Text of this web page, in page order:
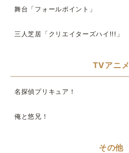
舞台「フォールポイント」
三人芝居「クリエイターズハイ!!!」
TVアニメ
名探偵プリキュア！
俺と悠兄！
その他